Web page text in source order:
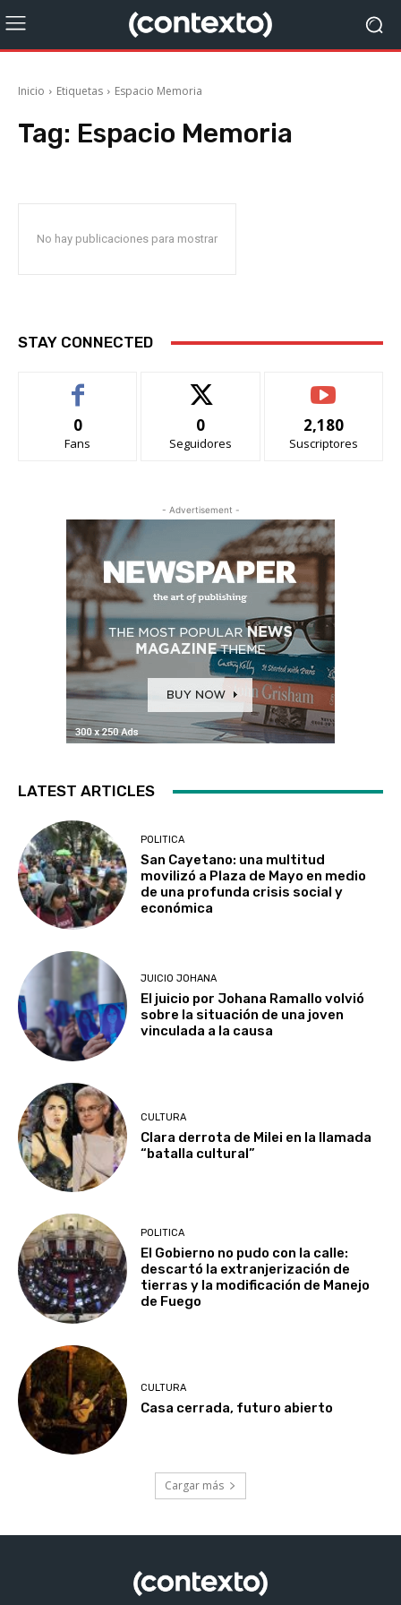
Inicio Etiquetas Espacio Memoria
Tag: Espacio Memoria
No hay publicaciones para mostrar
STAY CONNECTED
0
Fans
0
Seguidores
2,180
Suscriptores
- Advertisement -
LATEST ARTICLES
POLITICA
San Cayetano: una multitud
movilizó a Plaza de Mayo en medio
de una profunda crisis social y
económica
JUICIO JOHANA
El juicio por Johana Ramallo volvió
sobre la situación de una joven
vinculada a la causa
CULTURA
Clara derrota de Milei en la llamada
“batalla cultural”
POLITICA
El Gobierno no pudo con la calle:
descartó la extranjerización de
tierras y la modificación de Manejo
de Fuego
CULTURA
Casa cerrada, futuro abierto
Cargar más